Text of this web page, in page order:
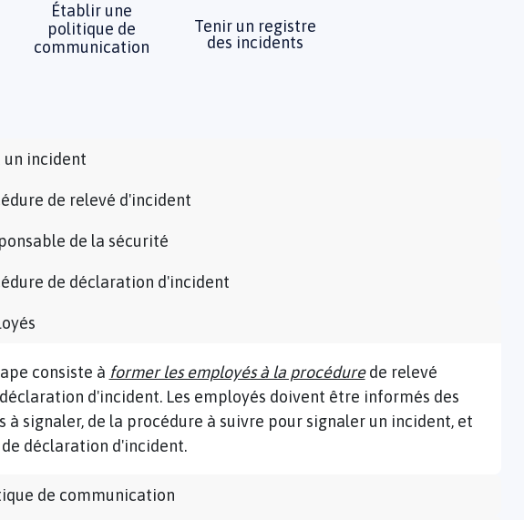
Établir une
politique de
communication
Tenir un registre
des incidents
un incident
de relevé d'incident
de la sécurité
de déclaration d'incident
consiste à former les employés à la procédurede relevé
d'incident. Les employés doivent être informés des
à signaler, de la procédure à suivre pour signaler un incident, et
déclaration d'incident.
de communication